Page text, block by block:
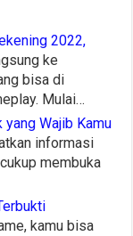
2022,
ke
bisa di
Mulai…
Wajib Kamu
informasi
membuka
kamu bisa